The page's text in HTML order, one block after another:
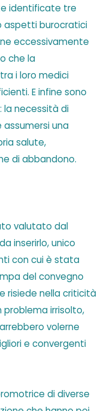
identificate tre
aspetti burocratici
eccessivamente
che la
i loro medici
E infine sono
necessità di
una
salute,
di abbandono.
valutato dal
inserirlo, unico
con cui è stata
del convegno
risiede nella criticità
irrisolto,
volerne
e convergenti
di diverse